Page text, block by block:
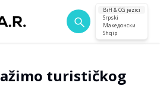
BiH & CG jezici
Srpski
Македонски
Shqip
turističkog